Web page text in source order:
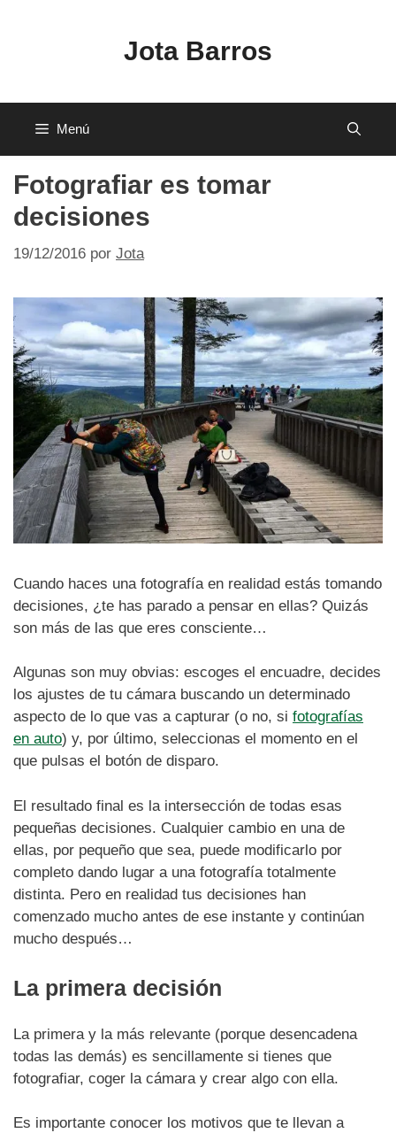
Jota Barros
Menú
Fotografiar es tomar
decisiones
19/12/2016 por Jota
Cuando haces una fotografía en realidad estás tomando
decisiones, ¿te has parado a pensar en ellas? Quizás
son más de las que eres consciente…
Algunas son muy obvias: escoges el encuadre, decides
los ajustes de tu cámara buscando un determinado
aspecto de lo que vas a capturar (o no, si fotografías
en auto) y, por último, seleccionas el momento en el
que pulsas el botón de disparo.
El resultado final es la intersección de todas esas
pequeñas decisiones. Cualquier cambio en una de
ellas, por pequeño que sea, puede modificarlo por
completo dando lugar a una fotografía totalmente
distinta. Pero en realidad tus decisiones han
comenzado mucho antes de ese instante y continúan
mucho después…
La primera decisión
La primera y la más relevante (porque desencadena
todas las demás) es sencillamente si tienes que
fotografiar, coger la cámara y crear algo con ella.
Es importante conocer los motivos que te llevan a